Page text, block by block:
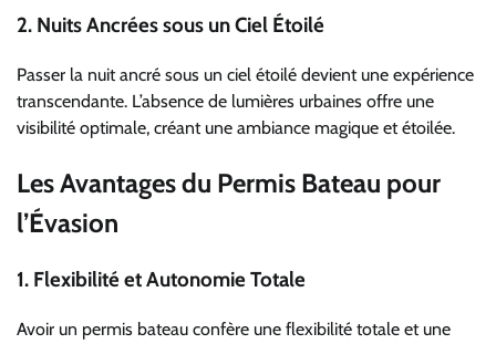
2. Nuits Ancrées sous un Ciel Étoilé
Passer la nuit ancré sous un ciel étoilé devient une expérience
transcendante. L’absence de lumières urbaines offre une
visibilité optimale, créant une ambiance magique et étoilée.
Les Avantages du Permis Bateau pour
l’Évasion
1. Flexibilité et Autonomie Totale
Avoir un permis bateau confère une flexibilité totale et une